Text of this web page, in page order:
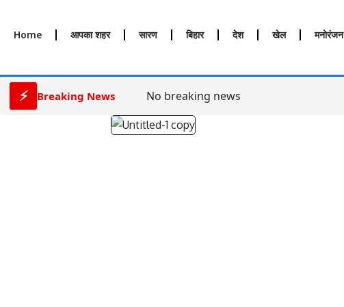
Home आपका शहर सारण बिहार देश खेल मनोरंजन
⚡ Breaking News No breaking news